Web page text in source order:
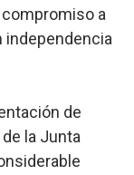
a
independencia
de
la Junta